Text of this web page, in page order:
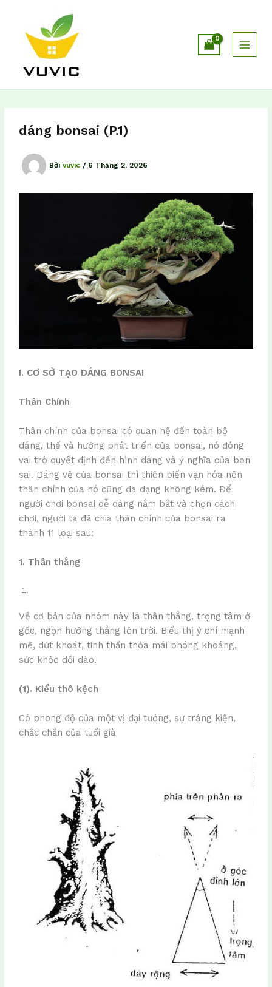
dáng bonsai (P.1)
Bởivuvic / 6 Tháng 2, 2026
I. CƠ SỞ TẠO DÁNG BONSAI
Thân Chính
Thân chính của bonsai có quan hệ đến toàn bộ
dáng, thế và hướng phát triển của bonsai, nó đóng
vai trò quyết định đến hình dáng và ý nghĩa của bon
sai. Dáng vẻ của bonsai thì thiên biến vạn hóa nên
thân chính của nó cũng đa dạng không kém. Để
người chơi bonsai dễ dàng nắm bắt và chọn cách
chơi, người ta đã chia thân chính của bonsai ra
thành 11 loại sau:
1. Thân thẳng
Về cơ bản của nhóm này là thân thẳng, trọng tâm ở
gốc, ngọn hướng thẳng lên trời. Biểu thị ý chí mạnh
mẽ, dứt khoát, tinh thần thỏa mái phóng khoáng,
sức khỏe dồi dào.
(1). Kiểu thô kệch
Có phong độ của một vị đại tướng, sự tráng kiện,
chắc chắn của tuổi già